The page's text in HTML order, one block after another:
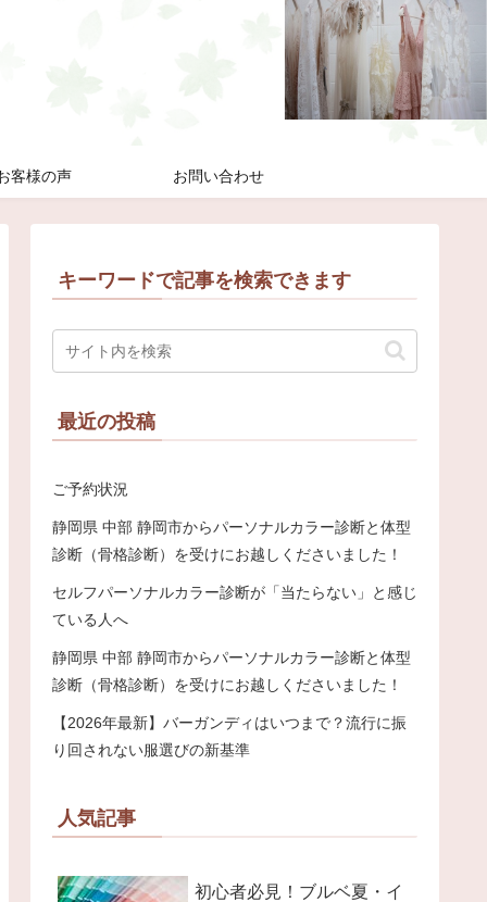
客様の声 お問い合わせ
キーワードで記事を検索できます
最近の投稿
ご予約状況
静岡県 中部 静岡市からパーソナルカラー診断と体型
診断（骨格診断）を受けにお越しくださいました！
セルフパーソナルカラー診断が「当たらない」と感じ
ている人へ
静岡県 中部 静岡市からパーソナルカラー診断と体型
診断（骨格診断）を受けにお越しくださいました！
【2026年最新】バーガンディはいつまで？流行に振
り回されない服選びの新基準
人気記事
初心者必見！ブルベ夏・イ